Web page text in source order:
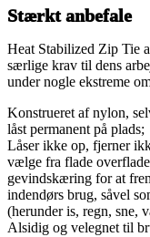
Stærkt anbefale
Heat Stabilized Zip Tie
særlige krav til dens
under nogle ekstreme
Konstrueret af nylon,
låst permanent på plads;
Låser ikke op, fjerner
vælge fra flade
gevindskæring for at
indendørs brug, såvel
(herunder is, regn, sne,
Alsidig og velegnet til